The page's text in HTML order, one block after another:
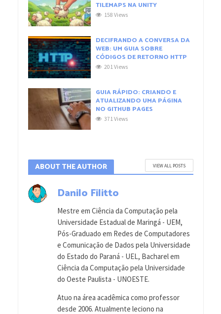
TILEMAPS NA UNITY
158 Views
DECIFRANDO A CONVERSA DA
WEB: UM GUIA SOBRE
CÓDIGOS DE RETORNO HTTP
201 Views
GUIA RÁPIDO: CRIANDO E
ATUALIZANDO UMA PÁGINA
NO GITHUB PAGES
371 Views
ABOUT THE AUTHOR VIEW ALL POSTS
Danilo Filitto
Mestre em Ciência da Computação pela
Universidade Estadual de Maringá - UEM,
Pós-Graduado em Redes de Computadores
e Comunicação de Dados pela Universidade
do Estado do Paraná - UEL, Bacharel em
Ciência da Computação pela Universidade
do Oeste Paulista - UNOESTE.
Atuo na área acadêmica como professor
desde 2006. Atualmente leciono na